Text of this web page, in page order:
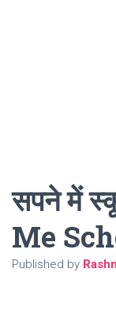
सपने में
Me
Published by